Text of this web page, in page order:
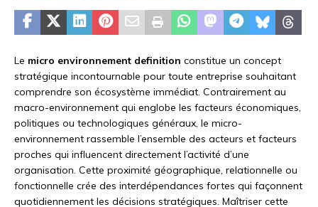
Le micro environnement definition constitue un concept
stratégique incontournable pour toute entreprise souhaitant
comprendre son écosystème immédiat. Contrairement au
macro-environnement qui englobe les facteurs économiques,
politiques ou technologiques généraux, le micro-
environnement rassemble l’ensemble des acteurs et facteurs
proches qui influencent directement l’activité d’une
organisation. Cette proximité géographique, relationnelle ou
fonctionnelle crée des interdépendances fortes qui façonnent
quotidiennement les décisions stratégiques. Maîtriser cette